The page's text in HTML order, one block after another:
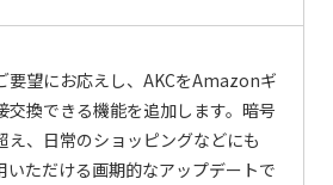
要望にお応えし、AKCをAmazonギ
交換できる機能を追加します。暗号
え、日常のショッピングなどにも
いただける画期的なアップデートで